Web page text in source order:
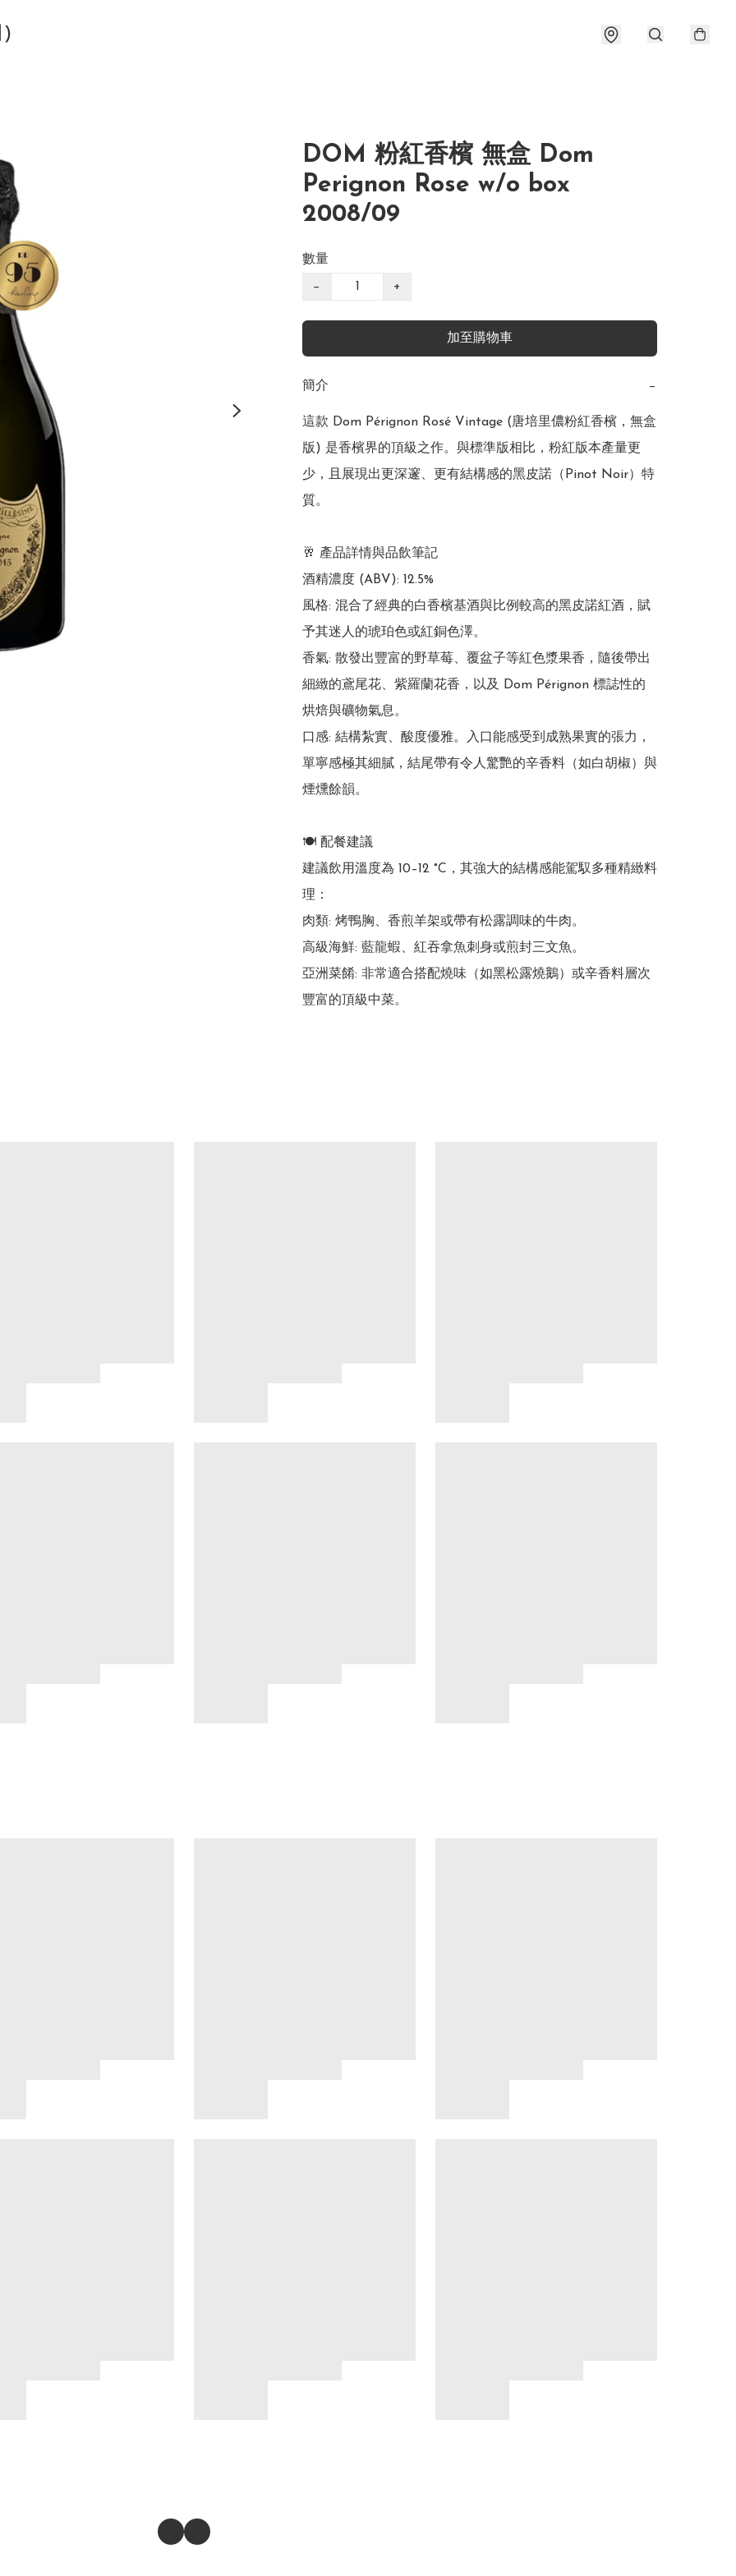
)
DOM 粉紅香檳 無盒 Dom
Perignon Rose w/o box
2008/09
數量
− +
加至購物車
簡介 −
這款 Dom Pérignon Rosé Vintage (唐培里儂粉紅香檳，無盒
版) 是香檳界的頂級之作。與標準版相比，粉紅版本產量更
少，且展現出更深邃、更有結構感的黑皮諾（Pinot Noir）特
質。
🥂 產品詳情與品飲筆記
酒精濃度 (ABV): 12.5%
風格: 混合了經典的白香檳基酒與比例較高的黑皮諾紅酒，賦
予其迷人的琥珀色或紅銅色澤。
香氣: 散發出豐富的野草莓、覆盆子等紅色漿果香，隨後帶出
細緻的鳶尾花、紫羅蘭花香，以及 Dom Pérignon 標誌性的
烘焙與礦物氣息。
口感: 結構紮實、酸度優雅。入口能感受到成熟果實的張力，
單寧感極其細膩，結尾帶有令人驚艷的辛香料（如白胡椒）與
煙燻餘韻。
🍽️ 配餐建議
建議飲用溫度為 10–12 °C，其強大的結構感能駕馭多種精緻料
理：
肉類: 烤鴨胸、香煎羊架或帶有松露調味的牛肉。
高級海鮮: 藍龍蝦、紅吞拿魚刺身或煎封三文魚。
亞洲菜餚: 非常適合搭配燒味（如黑松露燒鵝）或辛香料層次
豐富的頂級中菜。